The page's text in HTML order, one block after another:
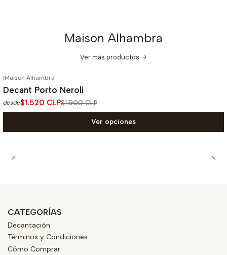
Maison Alhambra
Ver más productos
|Maison Alhambra
Decant Porto Neroli
desde$1.520 CLP$1.900 CLP
Ver opciones
CATEGORÍAS
Decantación
Términos y Condiciones
Cómo Comprar